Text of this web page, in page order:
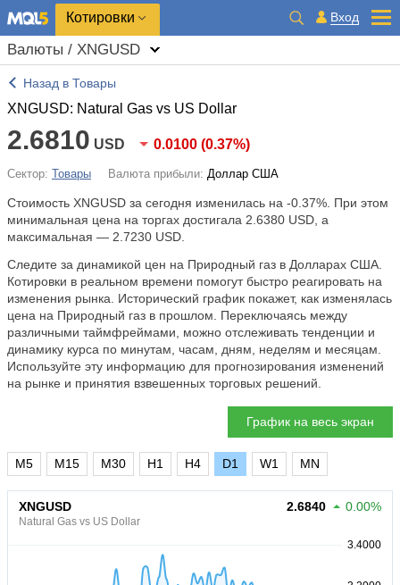
Котировки Вход
Валюты / XNGUSD
Назад в Товары
XNGUSD: Natural Gas vs US Dollar
2.6810 USD 0.0100 (0.37%)
Сектор: Товары Валюта прибыли: Доллар США
Стоимость XNGUSD за сегодня изменилась на -0.37% . При этом
минимальная цена на торгах достигала 2.6380 USD, а
максимальная — 2.7230 USD.
Следите за динамикой цен на Природный газ в Долларах США.
Котировки в реальном времени помогут быстро реагировать на
изменения рынка. Исторический график покажет, как изменялась
цена на Природный газ в прошлом. Переключаясь между
различными таймфреймами, можно отслеживать тенденции и
динамику курса по минутам, часам, дням, неделям и месяцам.
Используйте эту информацию для прогнозирования изменений
на рынке и принятия взвешенных торговых решений.
График на весь экран
M5 M15 M30 H1 H4 D1 W1 MN
XNGUSD
Natural Gas vs US Dollar
2.6840 0.00%